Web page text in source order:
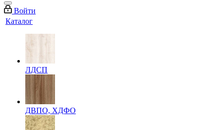
Войти
Каталог
ЛДСП
ДВПО, ХДФО